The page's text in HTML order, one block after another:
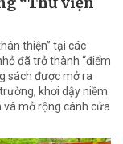
thiện” tại các
đã trở thành “điểm
sách được mở ra
khơi dậy niềm
và mở rộng cánh cửa